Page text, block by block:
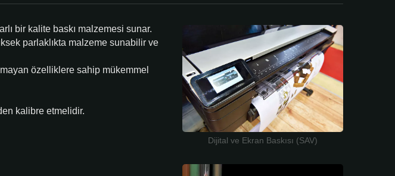
Dijital ve Ekran Baskısı (SAV)
bir kalite baskı malzemesi sunar.
parlaklıkta malzeme sunabilir ve
özelliklere sahip mükemmel
kalibre etmelidir.